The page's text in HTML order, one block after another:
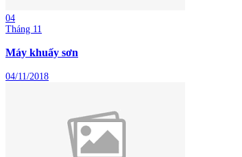
04
Tháng 11
Máy khuấy sơn
04/11/2018